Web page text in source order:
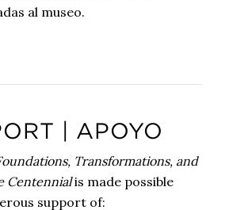
al museo.
| APOYO
Transformations, and
Centennialis made possible
support of: